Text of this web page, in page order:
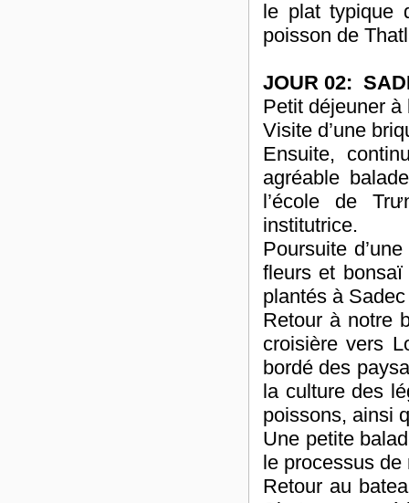
le plat typique
poisson de
JOUR 02:
Petit déjeuner à
Visite d’une
Ensuite,
agréable
l’école de
institutrice.
Poursuite
fleurs et
plantés à
Retour à notre
croisière vers
bordé des
la culture des
poissons, ainsi
Une petite
le processus
Retour au